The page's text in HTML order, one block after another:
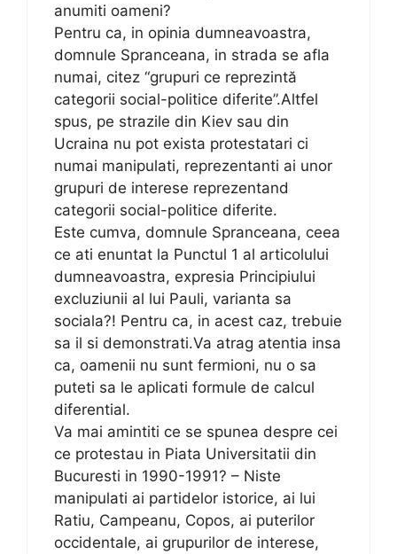
anumiti oameni?
Pentru ca, in opinia dumneavoastra,
domnule Spranceana, in strada se afla
numai, citez “grupuri ce reprezintă
categorii social-politice diferite”.Altfel
spus, pe strazile din Kiev sau din
Ucraina nu pot exista protestatari ci
numai manipulati, reprezentanti ai unor
grupuri de interese reprezentand
categorii social-politice diferite.
Este cumva, domnule Spranceana, ceea
ce ati enuntat la Punctul 1 al articolului
dumneavoastra, expresia Principiului
excluziunii al lui Pauli, varianta sa
sociala?! Pentru ca, in acest caz, trebuie
sa il si demonstrati.Va atrag atentia insa
ca, oamenii nu sunt fermioni, nu o sa
puteti sa le aplicati formule de calcul
diferential.
Va mai amintiti ce se spunea despre cei
ce protestau in Piata Universitatii din
Bucuresti in 1990-1991? – Niste
manipulati ai partidelor istorice, ai lui
Ratiu, Campeanu, Copos, ai puterilor
occidentale, ai grupurilor de interese,